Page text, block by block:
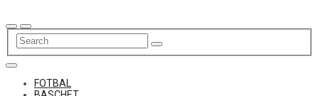
to
content
FOTBAL